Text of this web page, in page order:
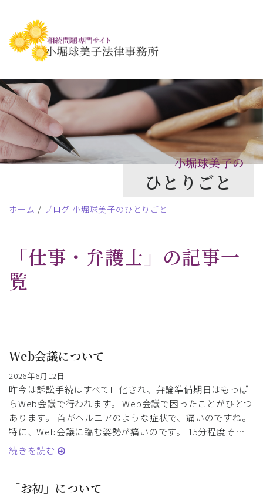
小堀球美子の
ひとりごと
ホーム ブログ 小堀球美子のひとりごと
「仕事・弁護士」 の記事一
覧
Web会議について
2026年6月12日
昨今は訴訟手続はすべてIT化され、弁論準備期日はもっぱ
らWeb会議で行われます。 Web会議で困ったことがひとつ
あります。 首がヘルニアのような症状で、痛いのですね。
特に、Web会議に臨む姿勢が痛いのです。 15分程度そ…
続きを読む
「お初」について